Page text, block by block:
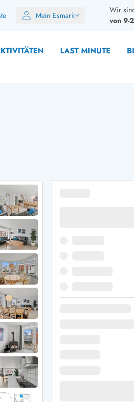
Mein Esmark
Wir
von
LAST MINUTE
Weihnachten
Silvester
Fjord
Klit
Strand
Husby